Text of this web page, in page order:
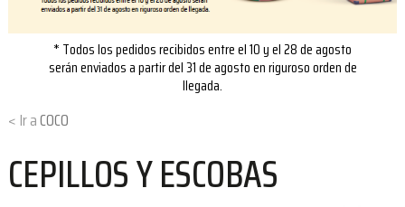
* Todos los pedidos recibidos entre el 10 y el 28 de agosto
serán enviados a partir del 31 de agosto en riguroso orden de
llegada.
COCO
CEPILLOS Y ESCOBAS